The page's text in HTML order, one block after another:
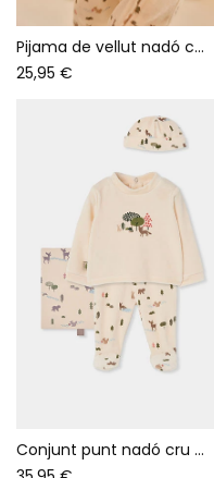
Pijama de vellut nadó cru estampat bosc
25,95 €
Conjunt punt nadó cru estampat bosc animals